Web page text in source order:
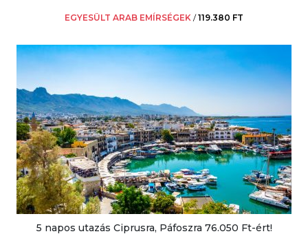
EGYESÜLT ARAB EMÍRSÉGEK /119.380 FT
5 napos utazás Ciprusra, Páfoszra 76.050 Ft-ért!